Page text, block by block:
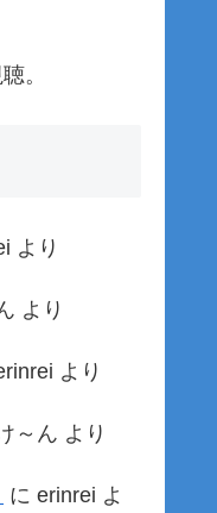
。
より
より
より
～ん より
に erinrei よ